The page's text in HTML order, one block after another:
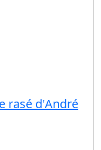
rasé d'André